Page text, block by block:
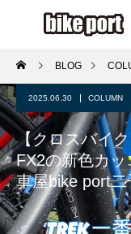
BLOG
2025.06.30 COLUMN
【クロスバイ
FX2の新色カ
車屋bike port